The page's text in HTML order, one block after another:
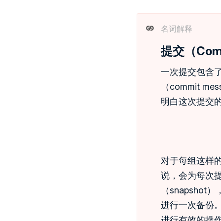
名词解释
提交（
一次提交包含
（commit
明白这次提交
对于每组这样
说，会为每次
（snapshot
进行一次备份